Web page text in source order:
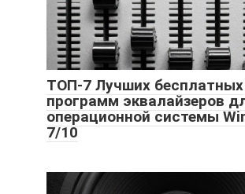
ТОП-7 Лучших бесплатных
программ эквалайзеров
операционной системы
7/10